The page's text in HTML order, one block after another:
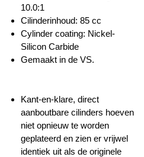
10.0:1
Cilinderinhoud: 85 cc
Cylinder coating: Nickel-
Silicon Carbide
Gemaakt in de VS.
Kant-en-klare, direct
aanboutbare cilinders hoeven
niet opnieuw te worden
geplateerd en zien er vrijwel
identiek uit als de originele